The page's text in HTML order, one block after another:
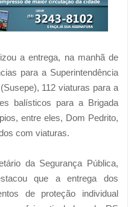
a entrega, na manhã de
para a Superintendência
112 viaturas para a
balísticos para a Brigada
entre eles, Dom Pedrito,
com viaturas.
da Segurança Pública,
que a entrega dos
de proteção individual